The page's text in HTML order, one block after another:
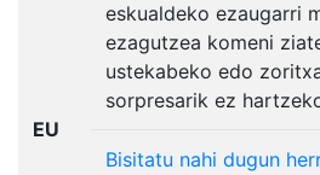
EU
eskualdeko ezaugarri
ezagutzea komeni
ustekabeko edo
sorpresarik ez
Bisitatu nahi dugun